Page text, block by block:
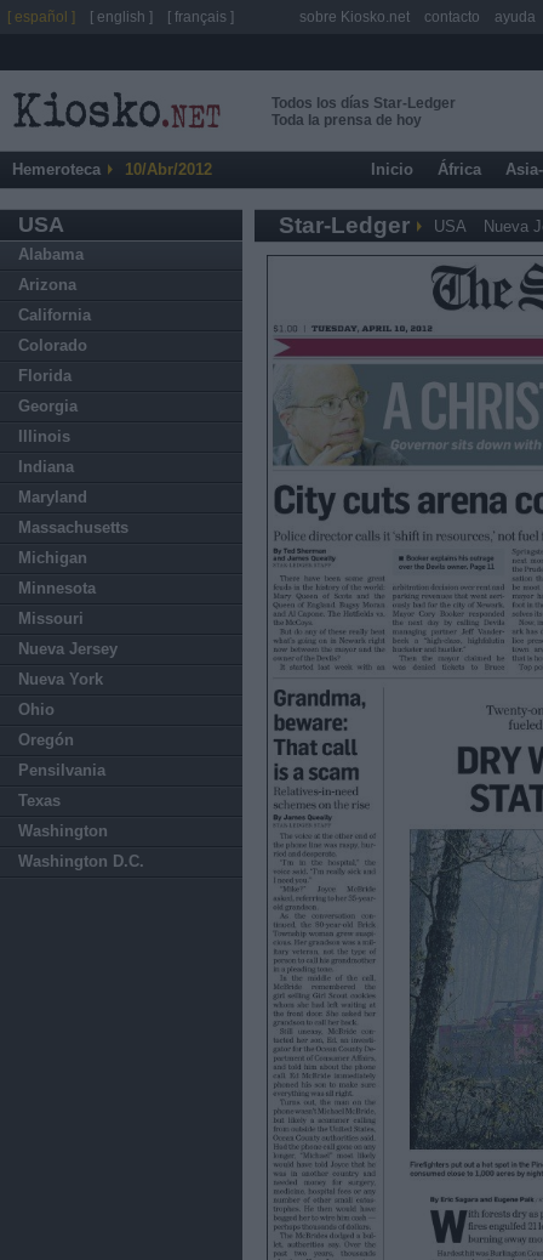
Todos los días Star-Ledger
Toda la prensa de hoy
Hemeroteca 10/Abr/2012 Inicio África
USA
Alabama
Arizona
California
Colorado
Florida
Georgia
Illinois
Indiana
Maryland
Massachusetts
Michigan
Minnesota
Missouri
Nueva Jersey
Nueva York
Ohio
Oregón
Pensilvania
Texas
Washington
Washington D.C.
Star-Ledger USA Nueva
[ español ] [ english ] [ français ] sobre Kiosko.net contacto ayuda